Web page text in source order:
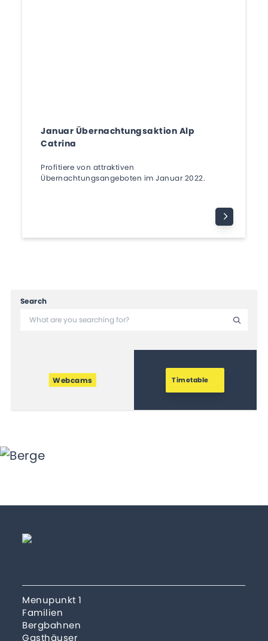
Januar Übernachtungsaktion Alp
Catrina
Profitiere von attraktiven
Übernachtungsangeboten im Januar 2022.
Webcams
Search
Timetable
Menupunkt 1
Familien
Bergbahnen
Gasthäuser